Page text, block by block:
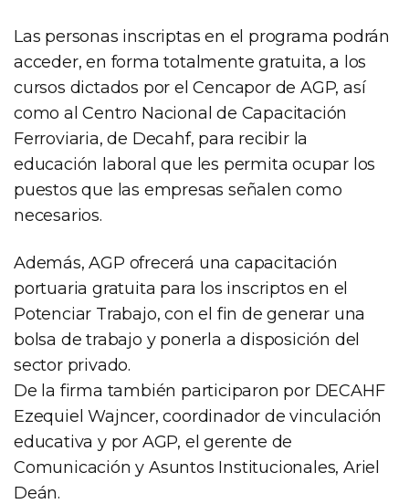
Las personas inscriptas en el programa podrán
acceder, en forma totalmente gratuita, a los
cursos dictados por el Cencapor de AGP, así
como al Centro Nacional de Capacitación
Ferroviaria, de Decahf, para recibir la
educación laboral que les permita ocupar los
puestos que las empresas señalen como
necesarios.
Además, AGP ofrecerá una capacitación
portuaria gratuita para los inscriptos en el
Potenciar Trabajo, con el fin de generar una
bolsa de trabajo y ponerla a disposición del
sector privado.
De la firma también participaron por DECAHF
Ezequiel Wajncer, coordinador de vinculación
educativa y por AGP, el gerente de
Comunicación y Asuntos Institucionales, Ariel
Deán.